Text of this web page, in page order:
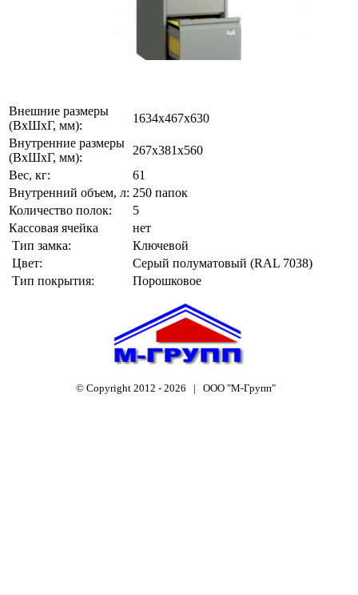
Внешние размеры
(ВхШхГ, мм):
1634x467x630
Внутренние размеры
(ВхШхГ, мм):
267x381x560
Вес, кг:
61
Внутренний объем, л: 250 папок
Количество полок:
5
Кассовая ячейка
нет
Тип замка:
Ключевой
Цвет:
Серый полуматовый (RAL 7038)
Тип покрытия:
Порошковое
© Copyright 2012 - 2026 | ООО "М-Групп"